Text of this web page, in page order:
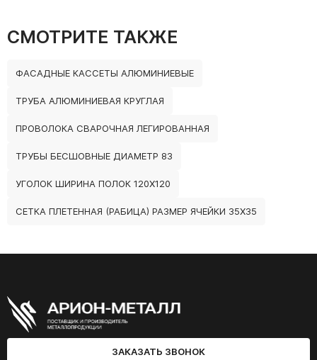
СМОТРИТЕ ТАКЖЕ
ФАСАДНЫЕ КАССЕТЫ АЛЮМИНИЕВЫЕ
ТРУБА АЛЮМИНИЕВАЯ КРУГЛАЯ
ПРОВОЛОКА СВАРОЧНАЯ ЛЕГИРОВАННАЯ
ТРУБЫ БЕСШОВНЫЕ ДИАМЕТР 83
УГОЛОК ШИРИНА ПОЛОК 120Х120
СЕТКА ПЛЕТЕННАЯ (РАБИЦА) РАЗМЕР ЯЧЕЙКИ 35Х35
ЗАКАЗАТЬ ЗВОНОК